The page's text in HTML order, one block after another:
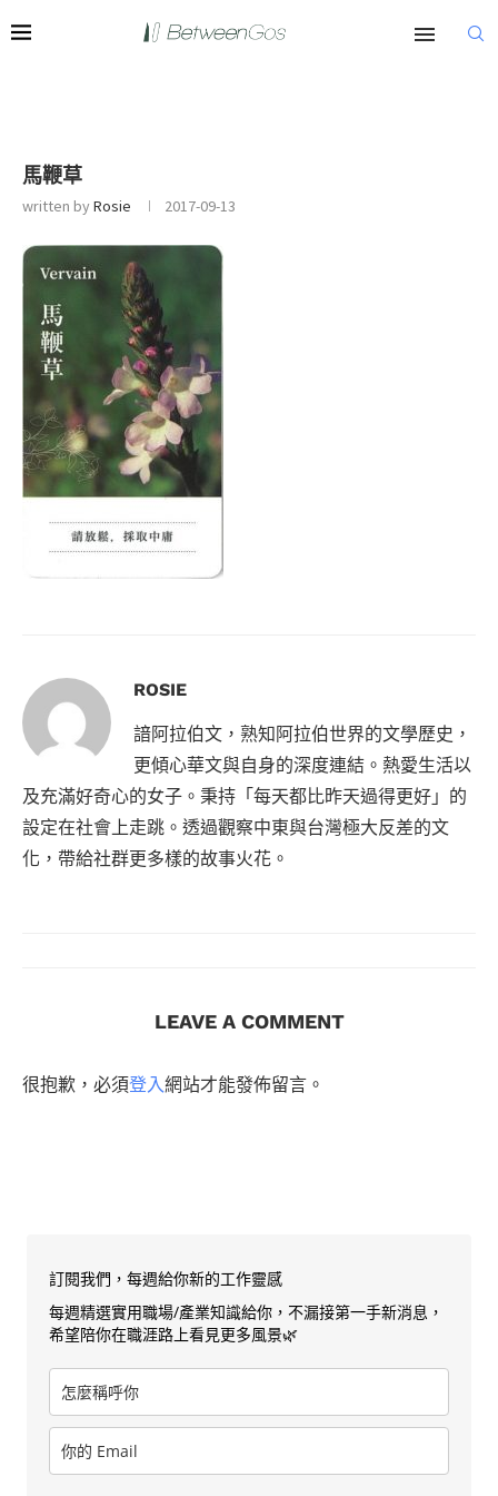
馬鞭草
written byRosie 2017-09-13
ROSIE
諳阿拉伯文，熟知阿拉伯世界的文學歷史，
更傾心華文與自身的深度連結。熱愛生活以
及充滿好奇心的女子。秉持「每天都比昨天過得更好」的
設定在社會上走跳。透過觀察中東與台灣極大反差的文
化，帶給社群更多樣的故事火花。
LEAVE A COMMENT
很抱歉，必須登入網站才能發佈留言。
訂閱我們，每週給你新的工作靈感
每週精選實用職場/產業知識給你，不漏接第一手新消息，
希望陪你在職涯路上看見更多風景🌿